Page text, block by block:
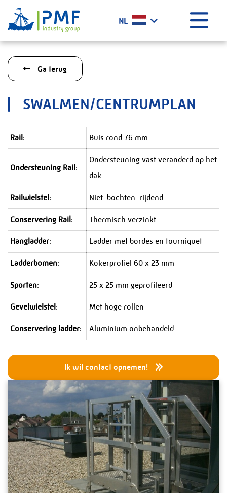
Menu
Wat doen wij?
Certificaten
Projecten
Het laatste nieuws
PMF Industry Group Code of Conduct
Diensten
Drukapparatuur
Leidingsystemen
Projecten en Turnarounds
Staalconstructies
Skidbouw
Service en Onderhoud
Stalen Trappen
Bruggen, weg en waterbouw
Speciale Constructies
Electrical & Instrumentation
Informatie
PMF Industry Group
NL
Ga terug
SWALMEN/CENTRUMPLAN
Rail: Buis rond 76 mm
Ondersteuning Rail:
Ondersteuning vast veranderd op het
dak
Railwielstel: Niet-bochten-rijdend
Conservering Rail: Thermisch verzinkt
Hangladder: Ladder met bordes en tourniquet
Ladderbomen: Kokerprofiel 60 x 23 mm
Sporten: 25 x 25 mm geprofileerd
Gevelwielstel: Met hoge rollen
Conservering ladder: Aluminium onbehandeld
Ik wil contact opnemen!